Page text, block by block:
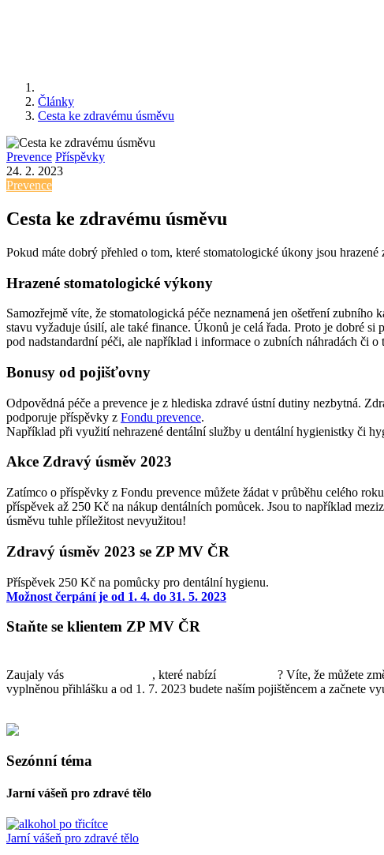
Články
Cesta ke zdravému úsměvu
Prevence Příspěvky
24. 2. 2023
Prevence
Cesta ke zdravému úsměvu
Pokud máte dobrý přehled o tom, které stomatologické úkony jsou
Hrazené stomatologické výkony
Samozřejmě víte, že stomatologická péče neznamená jen ošetření
stavu vyžaduje úsilí, ale také finance. Úkonů je celá řada. Proto je dobré
pod nadstandardní péči, ale například i informace o zubních náhradách či
Bonusy od pojišťovny
Odpovědná péče a prevence je z hlediska zdravé ústní dutiny nezbytná.
podporuje příspěvky z Fondu prevence.
Například při využití nehrazené dentální služby u dentální hygienistky či
Akce Zdravý úsměv 2023
Zatímco o příspěvky z Fondu prevence můžete žádat v průběhu celého
příspěvek až 250 Kč na nákup dentálních pomůcek. Jsou to například
úsměvu tuhle příležitost nevyužitou!
Zdravý úsměv 2023 se ZP MV ČR
Příspěvek 250 Kč na pomůcky pro dentální hygienu.
Možnost čerpání je od 1. 4. do 31. 5. 2023
Staňte se klientem ZP MV ČR
Zaujaly vás , které nabízí ? Víte, že můžete
vyplněnou přihlášku a od 1. 7. 2023 budete naším pojištěncem a začnete
Sezónní téma
Jarní vášeň pro zdravé tělo
Jarní vášeň pro zdravé tělo